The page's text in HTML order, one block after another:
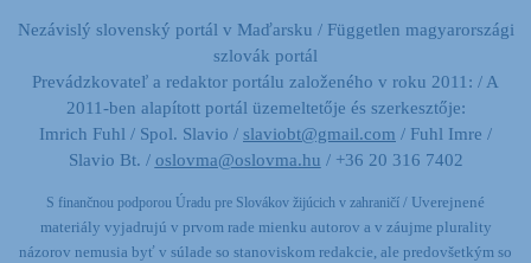
Nezávislý slovenský portál v Maďarsku / Független magyarországi
szlovák portál
Prevádzkovateľ a redaktor portálu založeného v roku 2011: / A
2011-ben alapított portál üzemeltetője és szerkesztője:
Imrich Fuhl / Spol. Slavio / slaviobt@gmail.com / Fuhl Imre /
Slavio Bt. / oslovma@oslovma.hu / +36 20 316 7402
S finančnou podporou Úradu pre Slovákov žijúcich v zahraničí / Uverejnené
materiály vyjadrujú v prvom rade mienku autorov a v záujme plurality
názorov nemusia byť v súlade so stanoviskom redakcie, ale predovšetkým so